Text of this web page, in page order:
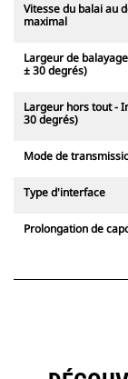
Vitesse du balai au
maximal
Largeur de
± 30 degrés)
Largeur hors tout -
30 degrés)
Mode de
Type d'interface
Prolongation de